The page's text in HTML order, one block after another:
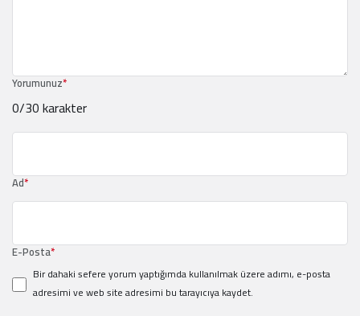
Yorumunuz*
0/30 karakter
Ad*
E-Posta*
Bir dahaki sefere yorum yaptığımda kullanılmak üzere adımı, e-posta
adresimi ve web site adresimi bu tarayıcıya kaydet.